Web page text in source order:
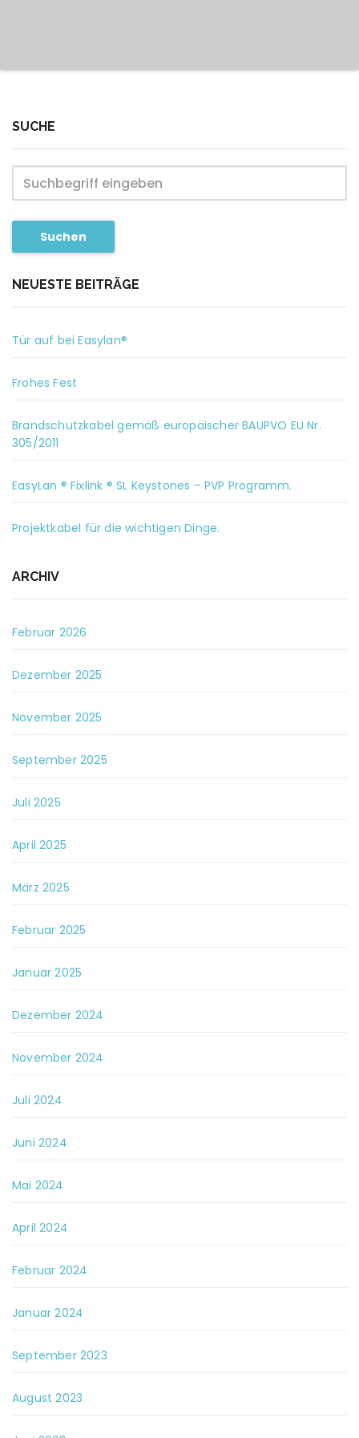
SUCHE
Suchen
NEUESTE BEITRÄGE
Tür auf bei Easylan®
Frohes Fest
Brandschutzkabel gemäß europäischer BAUPVO EU Nr.
305/2011
EasyLan ® Fixlink ® SL Keystones – PVP Programm.
Projektkabel für die wichtigen Dinge.
ARCHIV
Februar 2026
Dezember 2025
November 2025
September 2025
Juli 2025
April 2025
März 2025
Februar 2025
Januar 2025
Dezember 2024
November 2024
Juli 2024
Juni 2024
Mai 2024
April 2024
Februar 2024
Januar 2024
September 2023
August 2023